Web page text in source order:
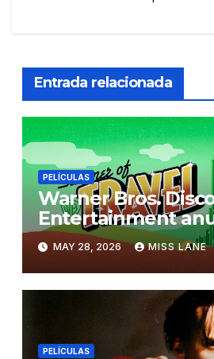
Entrada relacionada
PELÍCULAS
Warner Bros.
Entertainment
“Summer of
MAY 28, 2026 MISS LANE
PELÍCULAS